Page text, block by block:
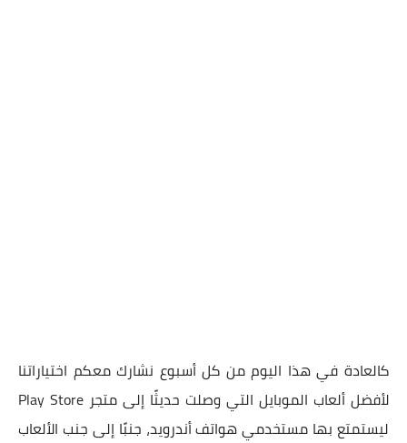
كالعادة في هذا اليوم من كل أسبوع نشارك معكم اختياراتنا
لأفضل ألعاب الموبايل التي وصلت حديثًا إلى متجر Play Store
ليستمتع بها مستخدمي هواتف أندرويد، جنبًا إلى جنب الألعاب